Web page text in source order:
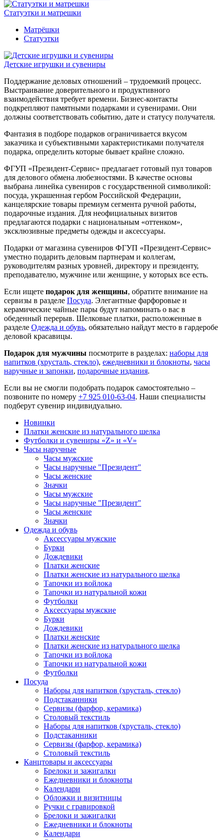
Статуэтки и матрешки
Матрёшки
Статуэтки
Детские игрушки и сувениры
Поддержание деловых отношений – трудоемкий процесс.
Выстраивание доверительного и продуктивного
взаимодействия требует времени. Бизнес-контакты
подкрепляют памятными подарками и сувенирами. Они
должны соответствовать событию, дате и статусу получателя.
Фантазия в подборе подарков ограничивается вкусом
заказчика и субъективными характеристиками получателя
подарка, определить которые бывает крайне сложно.
ФГУП «Президент-Сервис» предлагает готовый пул товаров
для делового обмена любезностями. В качестве основы
выбрана линейка сувениров с государственной символикой:
посуда, украшенная гербом Российской Федерации,
канцелярские товары премиум сегмента ручной работы,
подарочные издания. Для неофициальных визитов
предлагаются подарки с национальным «оттенком»,
эксклюзивные предметы одежды и аксессуары.
Подарки от магазина сувениров ФГУП «Президент-Сервис»
уместно подарить деловым партнерам и коллегам,
руководителям разных уровней, директору и президенту,
преподавателю, мужчине или женщине, у которых все есть.
Если ищете подарок для женщины, обратите внимание на
сервизы в разделе Посуда. Элегантные фарфоровые и
керамические чайные пары будут напоминать о вас в
обеденный перерыв. Шелковые платки, расположенные в
разделе Одежда и обувь, обязательно найдут место в гардеробе
деловой красавицы.
Подарок для мужчины посмотрите в разделах: наборы для
напитков (хрусталь, стекло), ежедневники и блокноты, часы
наручные и запонки, подарочные издания.
Если вы не смогли подобрать подарок самостоятельно –
позвоните по номеру +7 925 010-63-04. Наши специалисты
подберут сувенир индивидуально.
Новинки
Платки женские из натурального шелка
Футболки и сувениры «Z» и «V»
Часы наручные
Часы мужские
Часы наручные "Президент"
Часы женские
Значки
Часы мужские
Часы наручные "Президент"
Часы женские
Значки
Одежда и обувь
Аксессуары мужские
Бурки
Дождевики
Платки женские
Платки женские из натурального шелка
Тапочки из войлока
Тапочки из натуральной кожи
Футболки
Аксессуары мужские
Бурки
Дождевики
Платки женские
Платки женские из натурального шелка
Тапочки из войлока
Тапочки из натуральной кожи
Футболки
Посуда
Наборы для напитков (хрусталь, стекло)
Подстаканники
Сервизы (фарфор, керамика)
Столовый текстиль
Наборы для напитков (хрусталь, стекло)
Подстаканники
Сервизы (фарфор, керамика)
Столовый текстиль
Канцтовары и аксессуары
Брелоки и зажигалки
Ежедневники и блокноты
Календари
Обложки и визитницы
Ручки с гравировкой
Брелоки и зажигалки
Ежедневники и блокноты
Календари